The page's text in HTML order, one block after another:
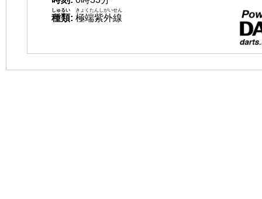
種類
しゅるい
: 極端紫外線
きょくたんしがいせん